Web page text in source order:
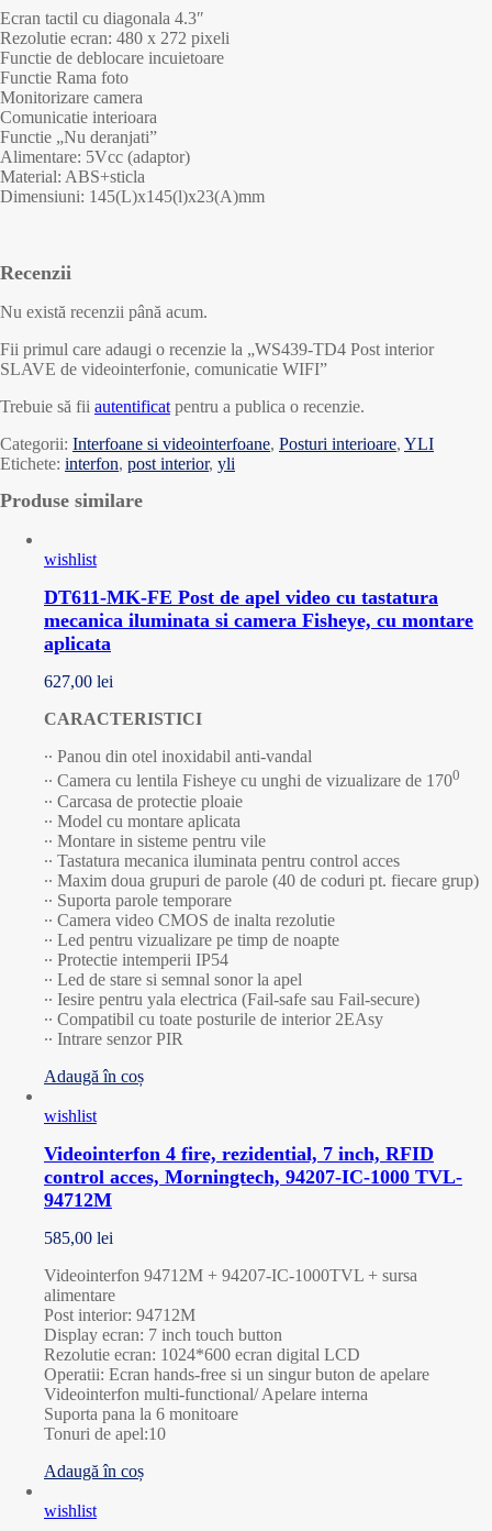
Ecran tactil cu diagonala 4.3″
Rezolutie ecran: 480 x 272 pixeli
Functie de deblocare incuietoare
Functie Rama foto
Monitorizare camera
Comunicatie interioara
Functie „Nu deranjati”
Alimentare: 5Vcc (adaptor)
Material: ABS+sticla
Dimensiuni: 145(L)x145(l)x23(A)mm
Recenzii
Nu există recenzii până acum.
Fii primul care adaugi o recenzie la „WS439-TD4 Post interior
SLAVE de videointerfonie, comunicatie WIFI”
Trebuie să fii autentificat pentru a publica o recenzie.
Categorii: Interfoane si videointerfoane, Posturi interioare, YLI
Etichete: interfon, post interior, yli
Produse similare
wishlist
DT611-MK-FE Post de apel video cu tastatura
mecanica iluminata si camera Fisheye, cu montare
aplicata
627,00 lei
CARACTERISTICI
∙∙ Panou din otel inoxidabil anti-vandal
∙∙ Camera cu lentila Fisheye cu unghi de vizualizare de 1700
∙∙ Carcasa de protectie ploaie
∙∙ Model cu montare aplicata
∙∙ Montare in sisteme pentru vile
∙∙ Tastatura mecanica iluminata pentru control acces
∙∙ Maxim doua grupuri de parole (40 de coduri pt. fiecare grup)
∙∙ Suporta parole temporare
∙∙ Camera video CMOS de inalta rezolutie
∙∙ Led pentru vizualizare pe timp de noapte
∙∙ Protectie intemperii IP54
∙∙ Led de stare si semnal sonor la apel
∙∙ Iesire pentru yala electrica (Fail-safe sau Fail-secure)
∙∙ Compatibil cu toate posturile de interior 2EAsy
∙∙ Intrare senzor PIR
Adaugă în coș
wishlist
Videointerfon 4 fire, rezidential, 7 inch, RFID
control acces, Morningtech, 94207-IC-1000 TVL-
94712M
585,00 lei
Videointerfon 94712M + 94207-IC-1000TVL + sursa
alimentare
Post interior: 94712M
Display ecran: 7 inch touch button
Rezolutie ecran: 1024*600 ecran digital LCD
Operatii: Ecran hands-free si un singur buton de apelare
Videointerfon multi-functional/ Apelare interna
Suporta pana la 6 monitoare
Tonuri de apel:10
Adaugă în coș
wishlist